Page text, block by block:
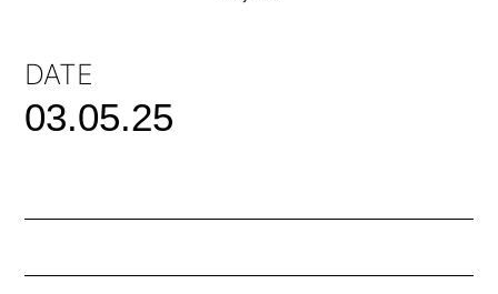
DATE
03.05.25